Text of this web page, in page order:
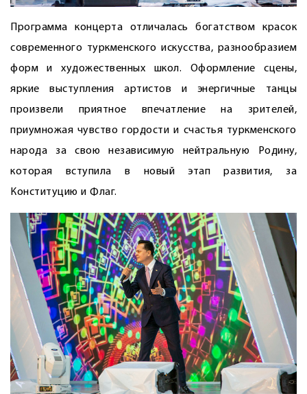
Программа концерта отличалась богатством красок
современного туркменского искусства, разнообразием
форм и художественных школ. Оформление сцены,
яркие выступления артистов и энергичные танцы
произвели приятное впечатление на зрителей,
приумножая чувство гордости и счастья туркменского
народа за свою независимую нейтральную Родину,
которая вступила в новый этап развития, за
Конституцию и Флаг.